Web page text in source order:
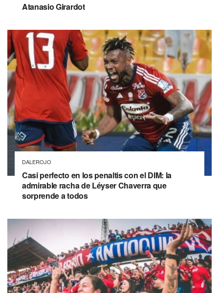
Atanasio Girardot
DALEROJO
Casi perfecto en los penaltis con el DIM: la
admirable racha de Léyser Chaverra que
sorprende a todos